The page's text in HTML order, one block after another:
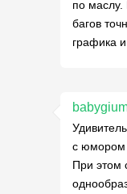
по маслу.
багов
графика
с юмором
При этом